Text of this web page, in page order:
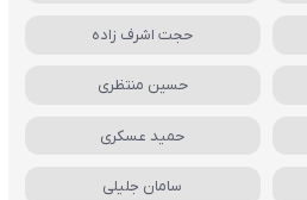
حجت اشرف زاده
حسین منتظری
حمید عسکری
سامان جلیلی